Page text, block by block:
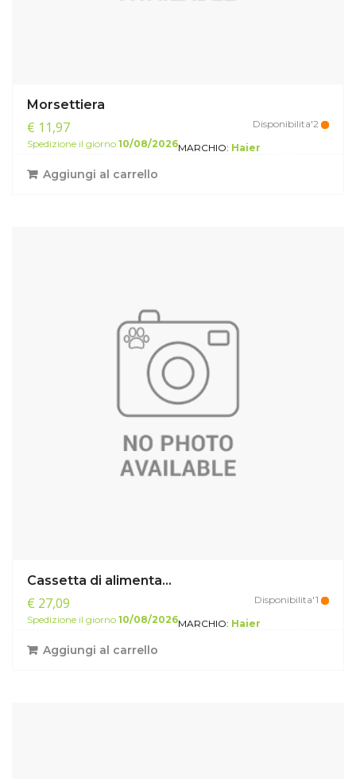
Morsettiera
€ 11,97
Disponibilita'2
Spedizione il giorno 10/08/2026MARCHIO: Haier
Aggiungi al carrello
Cassetta di alimenta...
€ 27,09
Disponibilita'1
Spedizione il giorno 10/08/2026MARCHIO: Haier
Aggiungi al carrello